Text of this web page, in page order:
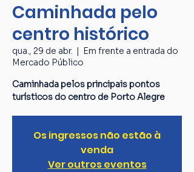
Caminhada pelo
centro histórico
qua., 29 de abr.
  |
Em frente a entrada do
Mercado Público
Caminhada pelos principais pontos
turísticos do centro de Porto Alegre
Os ingressos não estão à
venda
Ver outros eventos